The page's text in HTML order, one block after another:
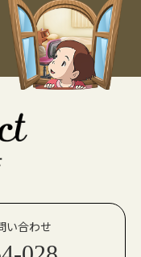
い合わせ